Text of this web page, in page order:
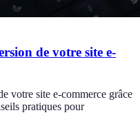
de votre site e-
votre site e-commerce grâce
pratiques pour